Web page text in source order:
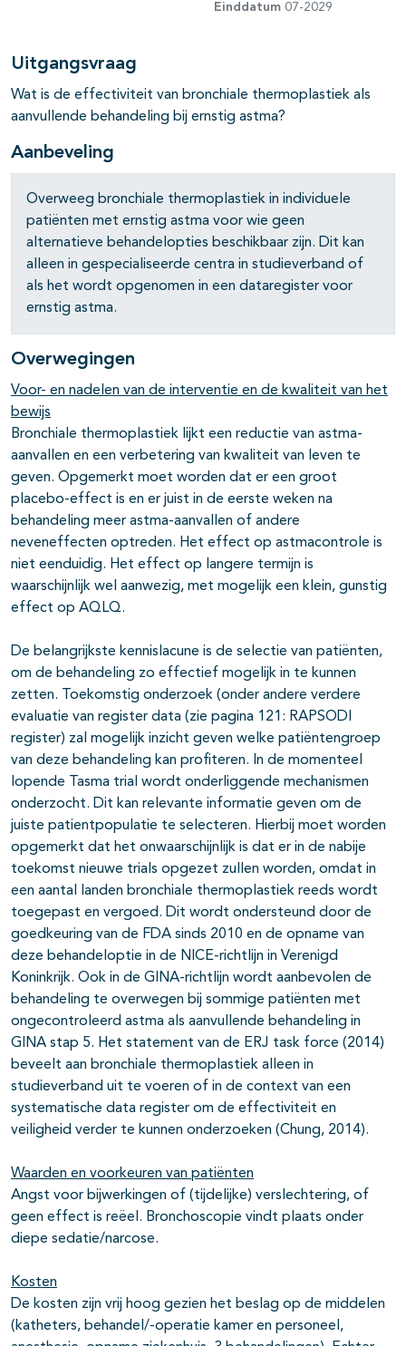
Einddatum 07-2029
Uitgangsvraag
Wat is de effectiviteit van bronchiale thermoplastiek als
aanvullende behandeling bij ernstig astma?
Aanbeveling
Overweeg bronchiale thermoplastiek in individuele
patiënten met ernstig astma voor wie geen
alternatieve behandelopties beschikbaar zijn. Dit kan
alleen in gespecialiseerde centra in studieverband of
als het wordt opgenomen in een dataregister voor
ernstig astma.
Overwegingen
Voor- en nadelen van de interventie en de kwaliteit van het
bewijs
Bronchiale thermoplastiek lijkt een reductie van astma-
aanvallen en een verbetering van kwaliteit van leven te
geven. Opgemerkt moet worden dat er een groot
placebo-effect is en er juist in de eerste weken na
behandeling meer astma-aanvallen of andere
neveneffecten optreden. Het effect op astmacontrole is
niet eenduidig. Het effect op langere termijn is
waarschijnlijk wel aanwezig, met mogelijk een klein, gunstig
effect op AQLQ.
De belangrijkste kennislacune is de selectie van patiënten,
om de behandeling zo effectief mogelijk in te kunnen
zetten. Toekomstig onderzoek (onder andere verdere
evaluatie van register data (zie pagina 121: RAPSODI
register) zal mogelijk inzicht geven welke patiëntengroep
van deze behandeling kan profiteren. In de momenteel
lopende Tasma trial wordt onderliggende mechanismen
onderzocht. Dit kan relevante informatie geven om de
juiste patientpopulatie te selecteren. Hierbij moet worden
opgemerkt dat het onwaarschijnlijk is dat er in de nabije
toekomst nieuwe trials opgezet zullen worden, omdat in
een aantal landen bronchiale thermoplastiek reeds wordt
toegepast en vergoed. Dit wordt ondersteund door de
goedkeuring van de FDA sinds 2010 en de opname van
deze behandeloptie in de NICE-richtlijn in Verenigd
Koninkrijk. Ook in de GINA-richtlijn wordt aanbevolen de
behandeling te overwegen bij sommige patiënten met
ongecontroleerd astma als aanvullende behandeling in
GINA stap 5. Het statement van de ERJ task force (2014)
beveelt aan bronchiale thermoplastiek alleen in
studieverband uit te voeren of in de context van een
systematische data register om de effectiviteit en
veiligheid verder te kunnen onderzoeken (Chung, 2014).
Waarden en voorkeuren van patiënten
Angst voor bijwerkingen of (tijdelijke) verslechtering, of
geen effect is reëel. Bronchoscopie vindt plaats onder
diepe sedatie/narcose.
Kosten
De kosten zijn vrij hoog gezien het beslag op de middelen
(katheters, behandel/-operatie kamer en personeel,